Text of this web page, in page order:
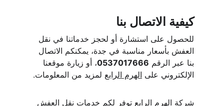
كيفية الاتصال بنا
للحصول على استشارة أو لحجز خدماتنا في نقل
العفش بأسعار مناسبة في جدة، يمكنكم الاتصال
بنا عبر الرقم 0537017666، أو زيارة موقعنا
الإلكتروني على الهرم الرابع لمزيد من المعلومات.
شركة الهرم الرابع توفر لكم خدمات نقل العفش